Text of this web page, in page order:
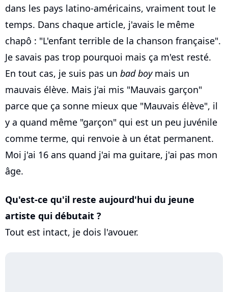
dans les pays latino-américains, vraiment tout le
temps. Dans chaque article, j'avais le même
chapô : "L'enfant terrible de la chanson française".
Je savais pas trop pourquoi mais ça m'est resté.
En tout cas, je suis pas un bad boymais un
mauvais élève. Mais j'ai mis "Mauvais garçon"
parce que ça sonne mieux que "Mauvais élève", il
y a quand même "garçon" qui est un peu juvénile
comme terme, qui renvoie à un état permanent.
Moi j'ai 16 ans quand j'ai ma guitare, j'ai pas mon
âge.
Qu'est-ce qu'il reste aujourd'hui du jeune
artiste qui débutait ?
Tout est intact, je dois l'avouer.